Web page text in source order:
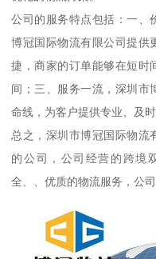
公司的服务特点包括：一、
博冠国际物流有限公司提供
捷，商家的订单能够在短时
间；三、服务一流，深圳市
命线，为客户提供专业、及
总之，深圳市博冠国际物流
的公司，公司经营的跨境
全、、优质的物流服务，公